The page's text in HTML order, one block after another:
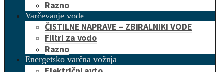
Razno
Varčevanje vode
ČISTILNE NAPRAVE – ZBIRALNIKI VODE
Filtri za vodo
Razno
Energetsko varčna vožnja